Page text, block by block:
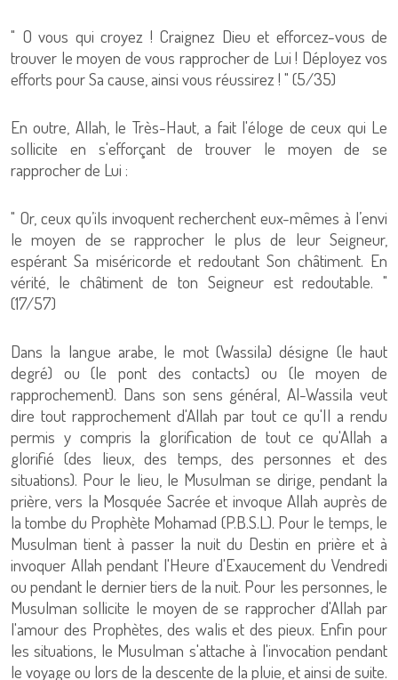
" O vous qui croyez ! Craignez Dieu et efforcez-vous de
trouver le moyen de vous rapprocher de Lui ! Déployez vos
efforts pour Sa cause, ainsi vous réussirez ! " (5/35)
En outre, Allah, le Très-Haut, a fait l'éloge de ceux qui Le
sollicite en s'efforçant de trouver le moyen de se
rapprocher de Lui :
" Or, ceux qu’ils invoquent recherchent eux-mêmes à l’envi
le moyen de se rapprocher le plus de leur Seigneur,
espérant Sa miséricorde et redoutant Son châtiment. En
vérité, le châtiment de ton Seigneur est redoutable. "
(17/57)
Dans la langue arabe, le mot (Wassila) désigne (le haut
degré) ou (le pont des contacts) ou (le moyen de
rapprochement). Dans son sens général, Al-Wassila veut
dire tout rapprochement d'Allah par tout ce qu'Il a rendu
permis y compris la glorification de tout ce qu'Allah a
glorifié (des lieux, des temps, des personnes et des
situations). Pour le lieu, le Musulman se dirige, pendant la
prière, vers la Mosquée Sacrée et invoque Allah auprès de
la tombe du Prophète Mohamad (P.B.S.L). Pour le temps, le
Musulman tient à passer la nuit du Destin en prière et à
invoquer Allah pendant l'Heure d'Exaucement du Vendredi
ou pendant le dernier tiers de la nuit. Pour les personnes, le
Musulman sollicite le moyen de se rapprocher d'Allah par
l'amour des Prophètes, des walis et des pieux. Enfin pour
les situations, le Musulman s'attache à l'invocation pendant
le voyage ou lors de la descente de la pluie, et ainsi de suite.